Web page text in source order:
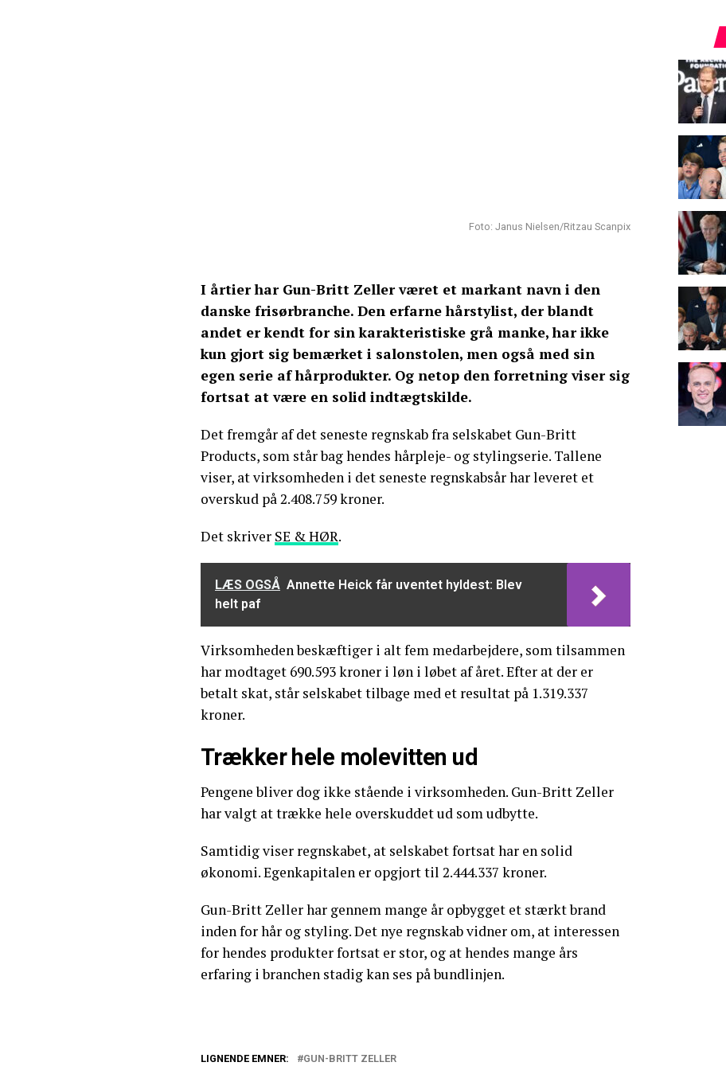
Foto: Janus Nielsen/Ritzau Scanpix
I årtier har Gun-Britt Zeller været et markant navn i den
danske frisørbranche. Den erfarne hårstylist, der blandt
andet er kendt for sin karakteristiske grå manke, har ikke
kun gjort sig bemærket i salonstolen, men også med sin
egen serie af hårprodukter. Og netop den forretning viser sig
fortsat at være en solid indtægtskilde.
Det fremgår af det seneste regnskab fra selskabet Gun-Britt
Products, som står bag hendes hårpleje- og stylingserie. Tallene
viser, at virksomheden i det seneste regnskabsår har leveret et
overskud på 2.408.759 kroner.
Det skriver SE & HØR.
LÆS OGSÅ Annette Heick får uventet hyldest: Blev
helt paf
Virksomheden beskæftiger i alt fem medarbejdere, som tilsammen
har modtaget 690.593 kroner i løn i løbet af året. Efter at der er
betalt skat, står selskabet tilbage med et resultat på 1.319.337
kroner.
Trækker hele molevitten ud
Pengene bliver dog ikke stående i virksomheden. Gun-Britt Zeller
har valgt at trække hele overskuddet ud som udbytte.
Samtidig viser regnskabet, at selskabet fortsat har en solid
økonomi. Egenkapitalen er opgjort til 2.444.337 kroner.
Gun-Britt Zeller har gennem mange år opbygget et stærkt brand
inden for hår og styling. Det nye regnskab vidner om, at interessen
for hendes produkter fortsat er stor, og at hendes mange års
erfaring i branchen stadig kan ses på bundlinjen.
LIGNENDE EMNER: GUN-BRITT ZELLER